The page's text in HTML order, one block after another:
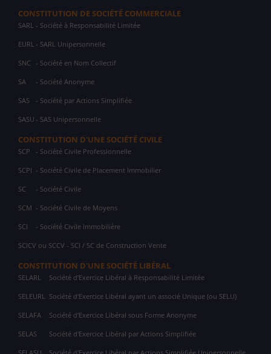
CONSTITUTION DE SOCIÉTÉ COMMERCIALE
SARL - Société à Responsabilité Limitée
EURL - SARL Unipersonnelle
SNC - Société en Nom Collectif
SA - Société Anonyme
SAS - Société par Actions Simplifiée
SASU - SAS Unipersonnelle
CONSTITUTION D'UNE SOCIÉTÉ CIVILE
SCP - Société Civile Professionnelle
SCPI - Société Civile de Placement Immobilier
SC - Société Civile
SCM - Société Civile de Moyens
SCI - Société Civile Immobilière
SCICV ou SCCV - SCI / SC de Construction Vente
CONSTITUTION D'UNE SOCIÉTÉ LIBÉRAL
SELARL Société d'Exercice Libéral à Responsabilité Limitée
SELEURL Société d'Exercice Libéral ayant un associé Unique (ou SELU)
SELAFA Société d'Exercice Libéral sous Forme Anonyme
SELAS Société d'Exercice Libéral par Actions Simplifiée